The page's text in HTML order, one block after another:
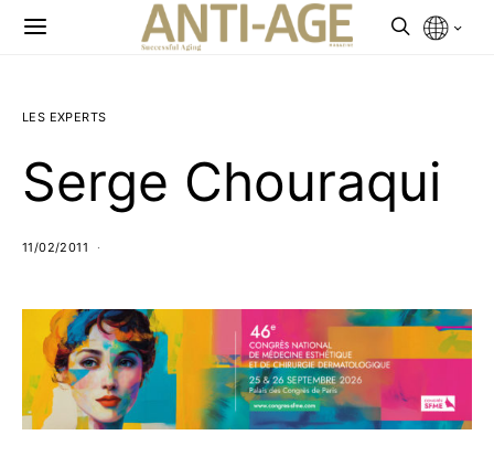
LES EXPERTS
Serge Chouraqui
11/02/2011